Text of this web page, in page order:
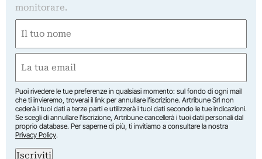
monitorare.
(Obbligatorio)
Nome
(Obbligatorio)
Puoi rivedere le tue preferenze in qualsiasi momento: sul fondo di ogni mail
che ti invieremo, troverai il link per annullare l’iscrizione. Artribune Srl non
cederà i tuoi dati a terze parti e utilizzerà i tuoi dati secondo le tue indicazioni.
Se scegli di annullare l’iscrizione, Artribune cancellerà i tuoi dati personali dal
proprio database. Per saperne di più, ti invitiamo a consultare la nostra
Privacy Policy.
Iscriviti